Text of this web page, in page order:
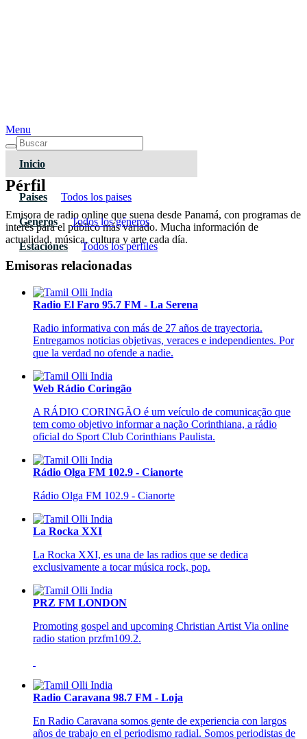
Menu
Inicio
Paises Todos los paises
Géneros Todos los géneros
Estaciones Todos los pérfiles
Pérfil
Emisora de radio online que suena desde Panamá, con programas de
interés para el público más variado. Mucha información de
actualidad, música, cultura y arte cada día.
Emisoras relacionadas
Radio El Faro 95.7 FM - La Serena
Radio informativa con más de 27 años de trayectoria.
Entregamos noticias objetivas, veraces e independientes. Por
que la verdad no ofende a nadie.
Web Rádio Coringão
A RÁDIO CORINGÃO é um veículo de comunicação que
tem como objetivo informar a nação Corinthiana, a rádio
oficial do Sport Club Corinthians Paulista.
Rádio Olga FM 102.9 - Cianorte
Rádio Olga FM 102.9 - Cianorte
La Rocka XXI
La Rocka XXI, es una de las radios que se dedica
exclusivamente a tocar música rock, pop.
PRZ FM LONDON
Promoting gospel and upcoming Christian Artist Via online
radio station przfm109.2.
Radio Caravana 98.7 FM - Loja
En Radio Caravana somos gente de experiencia con largos
años de trabajo en el periodismo radial. Somos periodistas de